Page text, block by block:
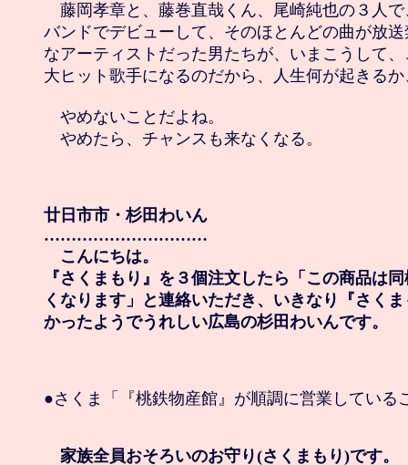
藤岡孝章と、藤巻直哉くん、尾崎純也の３人
バンドでデビューして、そのほとんどの曲が放
なアーティストだった男たちが、いまこうして
大ヒット歌手になるのだから、人生何が起きる
やめないことだよね。
やめたら、チャンスも来なくなる。
廿日市市・杉田わいん
…………………………
こんにちは。
『さくまもり』を３個注文したら「この商品は
くなります」と連絡いただき、いきなり『さく
かったようでうれしい広島の杉田わいんです。
●さくま「『桃鉄物産館』が順調に営業している
家族全員おそろいのお守り(さくまもり)です。